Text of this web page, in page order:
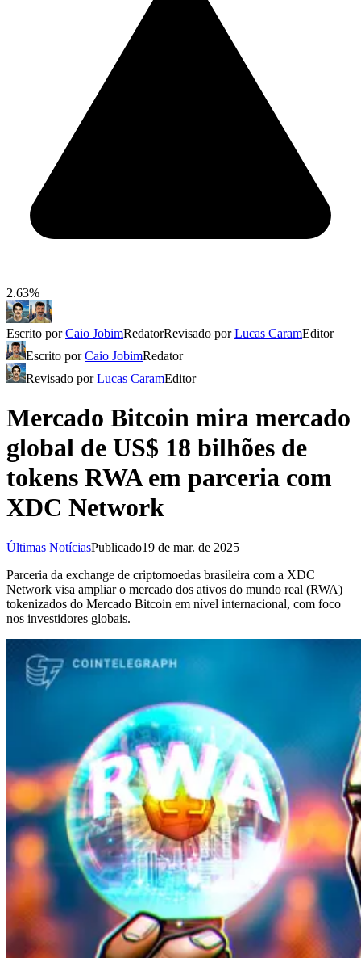
2.63%
Escrito porCaio JobimRedatorRevisado porLucas CaramEditor
Escrito porCaio JobimRedator
Revisado porLucas CaramEditor
Mercado Bitcoin mira mercado
global de US$ 18 bilhões de
tokens RWA em parceria com
XDC Network
Últimas NotíciasPublicado19 de mar. de 2025
Parceria da exchange de criptomoedas brasileira com a XDC
Network visa ampliar o mercado dos ativos do mundo real (RWA)
tokenizados do Mercado Bitcoin em nível internacional, com foco
nos investidores globais.